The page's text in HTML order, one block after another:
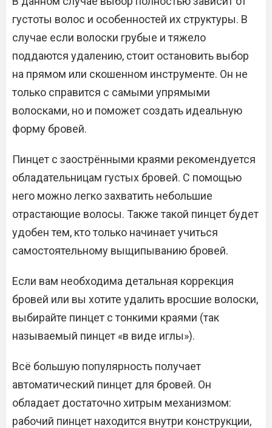
густоты волос и особенностей их структуры. В
случае если волоски грубые и тяжело
поддаются удалению, стоит остановить выбор
на прямом или скошенном инструменте. Он не
только справится с самыми упрямыми
волосками, но и поможет создать идеальную
форму бровей.
Пинцет с заострёнными краями рекомендуется
обладательницам густых бровей. С помощью
него можно легко захватить небольшие
отрастающие волосы. Также такой пинцет будет
удобен тем, кто только начинает учиться
самостоятельному выщипыванию бровей.
Если вам необходима детальная коррекция
бровей или вы хотите удалить вросшие волоски,
выбирайте пинцет с тонкими краями (так
называемый пинцет «в виде иглы»).
Всё большую популярность получает
автоматический пинцет для бровей. Он
обладает достаточно хитрым механизмом:
рабочий пинцет находится внутри конструкции,